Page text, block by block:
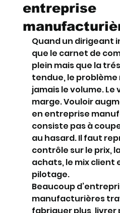
entreprise
Quand un dirigeant
que le carnet de
plein mais que la
tendue, le problème
jamais le volume. Le
marge. Vouloir
en entreprise
consiste pas à
au hasard. Il faut
contrôle sur le prix,
achats, le mix client
pilotage.
Beaucoup
manufacturières